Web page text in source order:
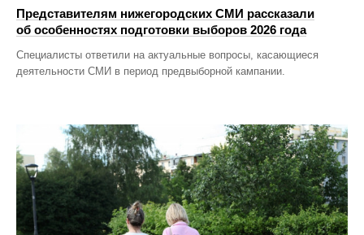
Представителям нижегородских СМИ рассказали
об особенностях подготовки выборов 2026 года
Специалисты ответили на актуальные вопросы, касающиеся
деятельности СМИ в период предвыборной кампании.